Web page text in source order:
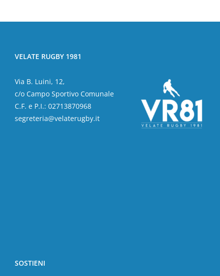
VELATE RUGBY 1981
Via B. Luini, 12,
c/o Campo Sportivo Comunale
C.F. e P.I.: 02713870968
segreteria@velaterugby.it
SOSTIENI